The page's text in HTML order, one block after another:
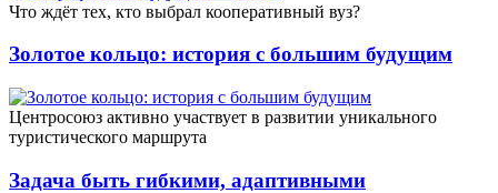
Что ждёт тех, кто выбрал кооперативный вуз?
Золотое кольцо: история с большим будущим
Центросоюз активно участвует в развитии уникального
туристического маршрута
Задача быть гибкими, адаптивными